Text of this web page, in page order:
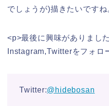
でしょうが)描きたいですね
<p>最後に興味がありまし
Instagram,Twitterをフォロ
Twitter:@hidebosan